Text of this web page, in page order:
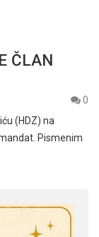
ČLAN
0
(HDZ) na
Pismenim